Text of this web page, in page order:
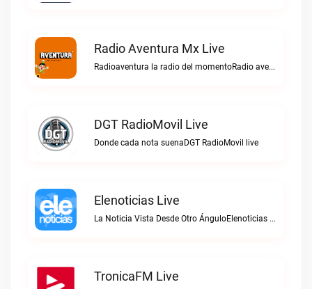
Radio Aventura Mx Live
Radioaventura la radio del momentoRadio aventura mx live
DGT RadioMovil Live
Donde cada nota suenaDGT RadioMovil live
Elenoticias Live
La Noticia Vista Desde Otro ÁnguloElenoticias live
TronicaFM Live